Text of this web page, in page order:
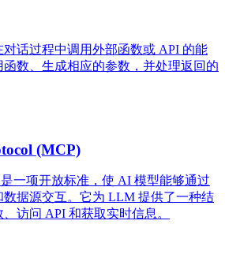
话过程中调用外部函数或 API 的能
数、生成相应的参数，并处理返回的
(MCP)
是一项开放标准，使 AI 模型能够通过
据源交互。它为 LLM 提供了一种结
访问 API 和获取实时信息。